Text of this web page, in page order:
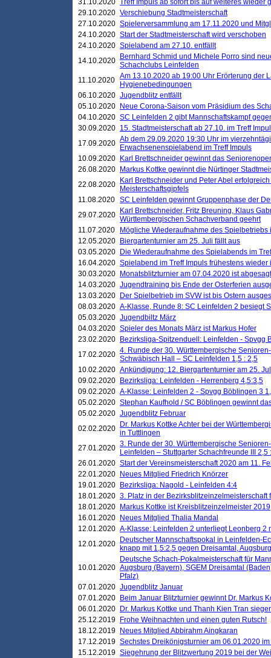
31.10.2020 Treff Impuls ab sofort bis auf weiteres wieder
29.10.2020 Verschiebung Stadtmeisterschaft
27.10.2020 Spielerversammlung am 17.11.2020 und
24.10.2020 Start der Stadtmeisterschaft wird verschoben
24.10.2020 Spielabend am 27.10. entfällt
14.10.2020
Bernhard Schmid und Michele Porro sind
Schachclubs Leinfelden
11.10.2020 Am 13.10.2020 ab 19:00 Uhr Erörterung der
Hygienebedingungen
06.10.2020 Jugendblitz entfällt
05.10.2020
Neue Corona-Saison vom Präsidium des
04.10.2020 SC Leinfelden 2 gibt Mannschaftskampf
30.09.2020 15. Stadtmeisterschaft ab 27.10. im Treff
17.09.2020 Ab dem 29.09.2020 19:30 Uhr im
Erwachsenenspielabend im Treff Impuls
10.09.2020
Karl Brettschneider gewinnt das
26.08.2020
Markus Kottke gewinnt die Nürtinger
22.08.2020
Karl Brettschneider und Peter Abel
Meisterschaftsgipfels
11.08.2020 SC Leinfelden gewinnt Gruppenphase der
29.07.2020
Karl Brettschneider, Fritz Breuning, Klaus
Württembergischen Schachverband geehrt
11.07.2020
Mögliche Wiederaufnahme des Spielbetriebs
12.05.2020
Biergartenturnier am 25. Juli fällt aus
03.05.2020
Die Wiederaufnahme des Spielabends im
16.04.2020 Spielabend im Treff Impuls frühestens wieder
30.03.2020
Monatsblitzturnier am 07.04.2020 ist abgesagt
14.03.2020 Jugendtraining bis Ende der Osterferien
13.03.2020
Der Spielbetrieb im SVW ist bis Ostern
08.03.2020 A-Klasse, Runde 8: SC Leinfelden 2 besiegt
05.03.2020 Jugendbiltz März
04.03.2020 Spieler des Monats März ist Markus Hofer
23.02.2020
Bezirksliga-Spitzenduell: Leinfelden - Spvgg
17.02.2020 4. Runde der 30. Württembergische
Schwäbisch Hall – SC Leinfelden 1,5 : 2,5
10.02.2020 Ankündigung: 12. Biergartenturnier am 25.
09.02.2020
Bezirksliga: Leinfelden - Herrenberg 4,5:3,5
09.02.2020 A-Klasse: Leinfelden 2 - Spvgg Böblingen 3
05.02.2020 Stephan Kaufhold / SC Böblingen gewinnt
05.02.2020 Jugendblitz Februar
02.02.2020
Dr. Markus Kottke Achter bei der
in Tuttlingen
27.01.2020 3. Runde der 30. Württembergische
Leinfelden – Stuttgarter Schachfreunde III 2,5
26.01.2020 Start der Vereinsmeisterschaft 2020 am 11.
22.01.2020
Neues Mitglied Friedrich Knörzer
19.01.2020
Bezirksliga: Nagold - Leinfelden 4:4
18.01.2020 3. Platz in der Bezirksblitzeinzelmeisterschaft
18.01.2020
Markus Kottke ist Kreisblitzeinzelmeister 2019
16.01.2020
Neues Mitglied Thalia Mandal
12.01.2020 A-Klasse: Leinfelden 2 unterliegt Leonberg 2
12.01.2020
Deutscher Mannschaftspokal in Leinfelden-
knapp mit 1,5:2,5 gegen Dreisamtal,
10.01.2020
Deutsche Schach-Pokalmeisterschaft für
Augsburg (Bayern), SGEM Dreisamtal
Pfalz)
07.01.2020 Jugendblitz Januar
07.01.2020
Beim Januar Blitzturnier gewinnt Dr. Markus
06.01.2020
Dr. Markus Kottke und Thanh Kien Tran
25.12.2019
Frohe Weihnachten und einen guten Rutsch!
18.12.2019
Neues Mitglied Abbirahm Aingkaran
17.12.2019 Sechstes Dreikönigsturnier am 06.01.2020
15.12.2019 Siegehrung der Blitzwertung 2019 bei der